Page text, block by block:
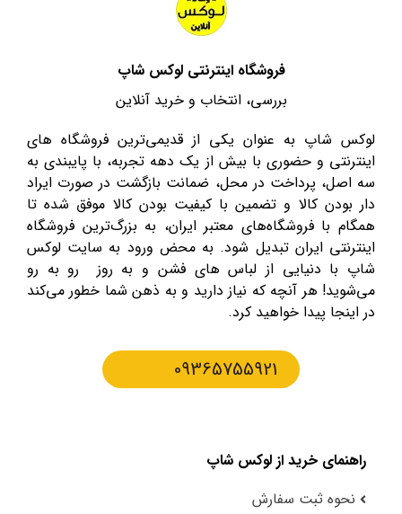
فروشگاه اینترنتی لوکس شاپ
بررسی، انتخاب و خرید آنلاین
لوکس شاپ به عنوان یکی از قدیمی‌ترین فروشگاه های
اینترنتی و حضوری با بیش از یک دهه تجربه، با پایبندی به
سه اصل، پرداخت در محل، ضمانت بازگشت در صورت ایراد
دار بودن کالا و تضمین با کیفیت بودن کالا موفق شده تا
همگام با فروشگاه‌های معتبر ایران، به بزرگ‌ترین فروشگاه
اینترنتی ایران تبدیل شود. به محض ورود به سایت لوکس
شاپ با دنیایی از لباس های فشن و به روز رو به رو
می‌شوید! هر آنچه که نیاز دارید و به ذهن شما خطور می‌کند
در اینجا پیدا خواهید کرد.
09365755921
راهنمای خرید از لوکس شاپ
نحوه ثبت سفارش